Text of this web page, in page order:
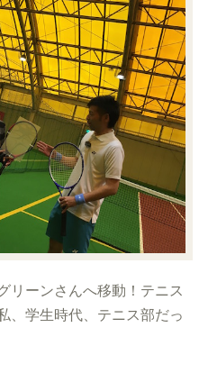
リーンさんへ移動！テニス
、学生時代、テニス部だっ